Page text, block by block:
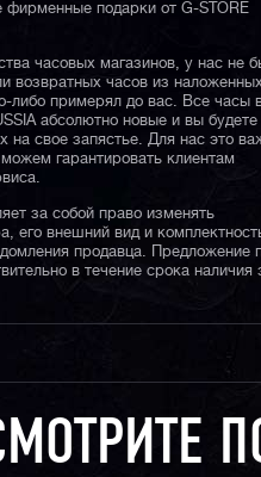
фирменные подарки от G-STORE
часовых магазинов, у нас не
возвратных часов из
либо примерял до вас. Все часы
абсолютно новые и вы будете
на свое запястье. Для нас это
гарантировать клиентам
за собой право изменять
его внешний вид и
продавца. Предложение
в течение срока наличия